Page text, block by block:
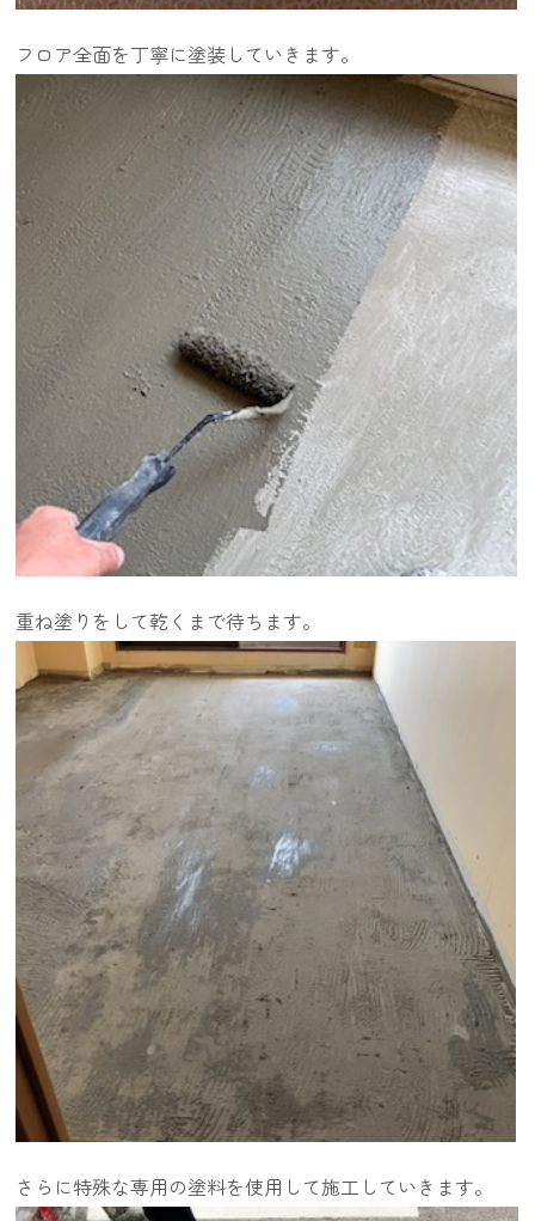
フロア全面を丁寧に塗装していきます。
重ね塗りをして乾くまで待ちます。
さらに特殊な専用の塗料を使用して施工していきます。